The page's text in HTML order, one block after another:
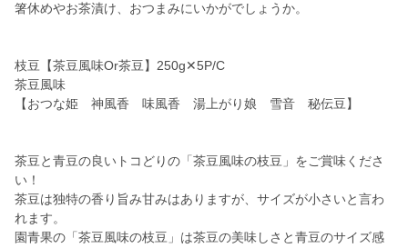
箸休めやお茶漬け、おつまみにいかがでしょうか。
枝豆【茶豆風味Or茶豆】250g✕5P/C
茶豆風味
【おつな姫 神風香 味風香 湯上がり娘 雪音 秘伝豆】
茶豆と青豆の良いトコどりの「茶豆風味の枝豆」をご賞味くださ
い！
茶豆は独特の香り旨み甘みはありますが、サイズが小さいと言わ
れます。
園青果の「茶豆風味の枝豆」は茶豆の美味しさと青豆のサイズ感